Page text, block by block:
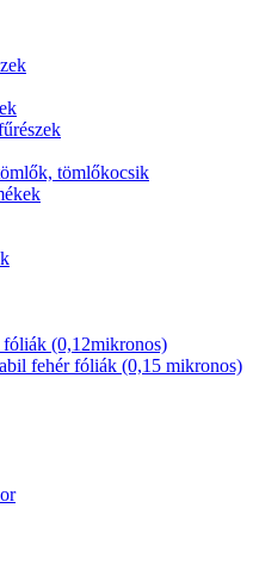
tömlőkocsik
fóliák (0,12mikronos)
fehér fóliák (0,15 mikronos)